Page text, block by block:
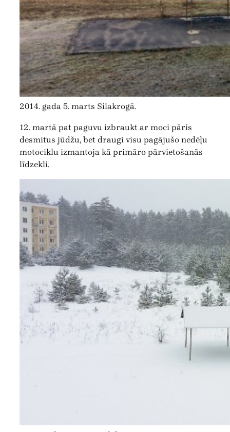
2014. gada 5. marts Silakrogā.
12. martā pat paguvu izbraukt ar moci pāris
desmitus jūdžu, bet draugi visu pagājušo nedēļu
motociklu izmantoja kā primāro pārvietošanās
līdzekli.